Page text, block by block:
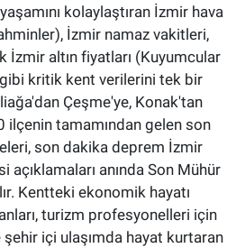
kolaylaştıran İzmir hava
İzmir namaz vakitleri,
İzmir altın fiyatları (Kuyumcular
gibi kritik kent verilerini tek bir
Çeşme'ye, Konak'tan
ilçenin tamamından gelen son
son dakika deprem İzmir
açıklamaları anında Son Mühür
Kentteki ekonomik hayatı
turizm profesyonelleri için
içi ulaşımda hayat kurtaran